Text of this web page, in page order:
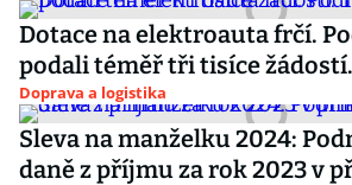
Dotace na elektroauta frčí.
podali téměř tři tisíce
Doprava a logistika
Sleva na manželku 2024:
daně z příjmu za rok 2023 v